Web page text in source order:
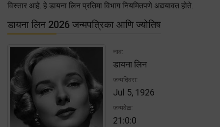
विस्तार आहे. हे डायना लिन प्रतिमा विभाग नियमितपणे अद्ययावत होते.
डायना लिन 2026 जन्मपत्रिका आणि ज्योतिष
नाव:
डायना लिन
जन्मदिवस:
Jul 5, 1926
जन्मवेळ:
21:0:0